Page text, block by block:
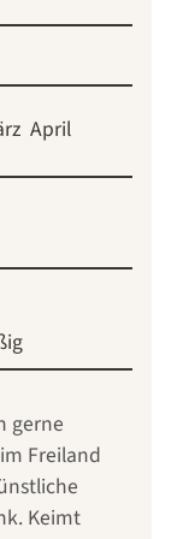
April
gerne
Freiland
Keimt